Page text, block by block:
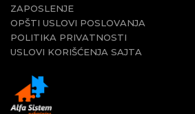
ZAPOSLENJE
OPŠTI USLOVI POSLOVANJA
POLITIKA PRIVATNOSTI
USLOVI KORIŠĆENJA SAJTA